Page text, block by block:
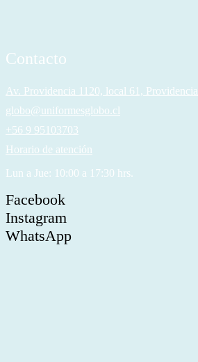
Contacto
Av. Providencia 1120, local 61, Providencia
globo@uniformesglobo.cl
+56 9 95103703
Horario de atención
Lun a Jue: 10:00 a 17:30 hrs.
Facebook
Instagram
WhatsApp